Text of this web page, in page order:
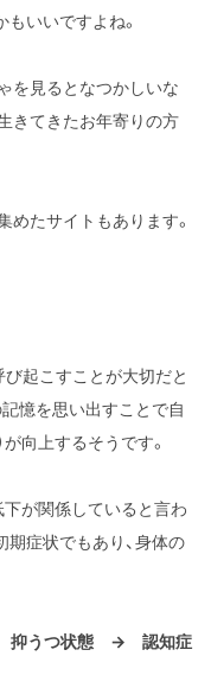
いいですよね。
を見るとなつかしいな
きてきたお年寄りの方
たサイトもあります。
起こすことが大切だと
憶を思い出すことで自
が向上するそうです。
下が関係していると言わ
症状でもあり、身体の
うつ状態 → 認知症